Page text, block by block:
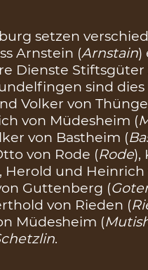
setzen
Arnstein (Arnstain)
Dienste Stiftsgüter
sind
Volker von
von Müdesheim (
von Bastheim (
von Rode (Rode),
Herold und
Guttenberg (
von Rieden (
Müdesheim (
.